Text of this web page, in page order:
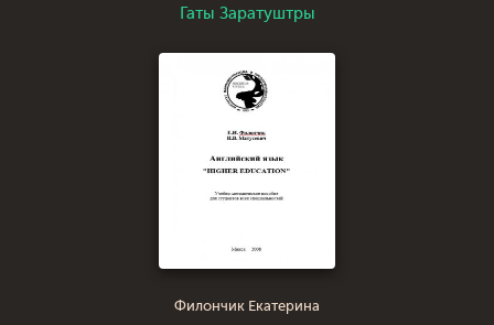
Гаты Заратуштры
Филончик Екатерина